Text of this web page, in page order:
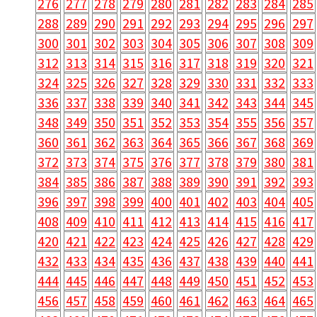
288 289 290 291 292 293 294 295 296 297
300 301 302 303 304 305 306 307 308 309
312 313 314 315 316 317 318 319 320 321
324 325 326 327 328 329 330 331 332 333
336 337 338 339 340 341 342 343 344 345
348 349 350 351 352 353 354 355 356 357
360 361 362 363 364 365 366 367 368 369
372 373 374 375 376 377 378 379 380 381
384 385 386 387 388 389 390 391 392 393
396 397 398 399 400 401 402 403 404 405
408 409 410 411 412 413 414 415 416 417
420 421 422 423 424 425 426 427 428 429
432 433 434 435 436 437 438 439 440 441
444 445 446 447 448 449 450 451 452 453
456 457 458 459 460 461 462 463 464 465